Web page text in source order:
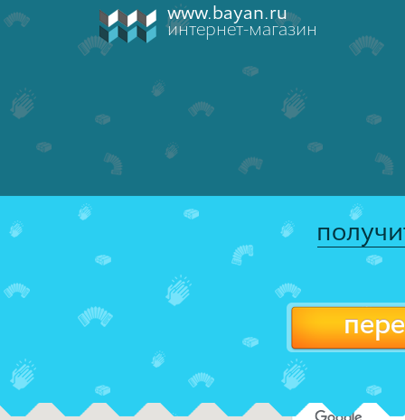
www.bayan.ru
интернет-магазин